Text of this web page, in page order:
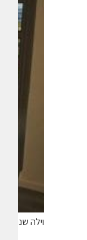
וילה שנושקת